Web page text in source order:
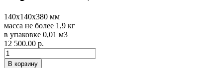
140х140х380 мм
масса не более 1,9 кг
в упаковке 0,01 м3
12 500.00 р.